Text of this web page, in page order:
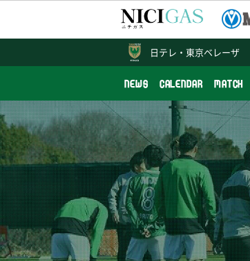
NEWS CALENDAR MATCH
日テレ・ 東京ベレーザ